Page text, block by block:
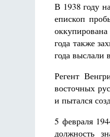
В 1938 году
епископ
года также
года выслали
Регент
восточных
и пытался
5 февраля
должность